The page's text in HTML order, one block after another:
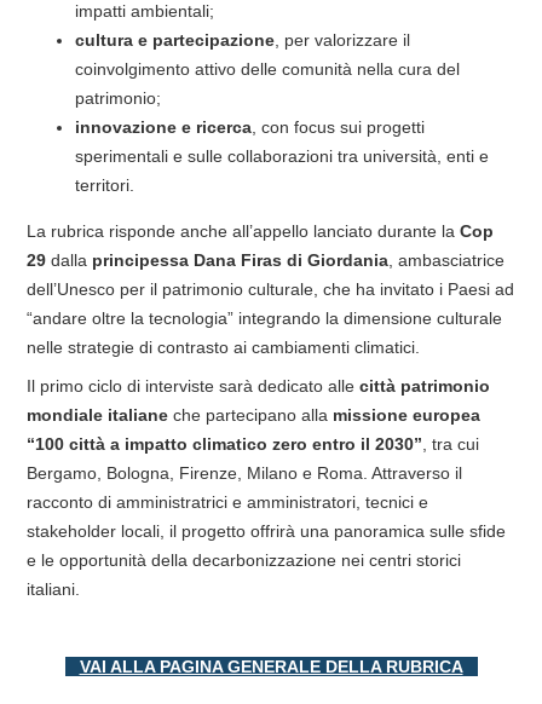
impatti ambientali;
cultura e partecipazione , per valorizzare il
coinvolgimento attivo delle comunità nella cura del
patrimonio;
innovazione e ricerca , con focus sui progetti
sperimentali e sulle collaborazioni tra università, enti e
territori.
La rubrica risponde anche all’appello lanciato durante la Cop
29 dalla principessa Dana Firas di Giordania, ambasciatrice
dell’Unesco per il patrimonio culturale, che ha invitato i Paesi ad
“andare oltre la tecnologia” integrando la dimensione culturale
nelle strategie di contrasto ai cambiamenti climatici.
Il primo ciclo di interviste sarà dedicato alle città patrimonio
mondiale italiane che partecipano alla missione europea
“100 città a impatto climatico zero entro il 2030”, tra cui
Bergamo, Bologna, Firenze, Milano e Roma. Attraverso il
racconto di amministratrici e amministratori, tecnici e
stakeholder locali, il progetto offrirà una panoramica sulle sfide
e le opportunità della decarbonizzazione nei centri storici
italiani.
VAI ALLA PAGINA GENERALE DELLA RUBRICA